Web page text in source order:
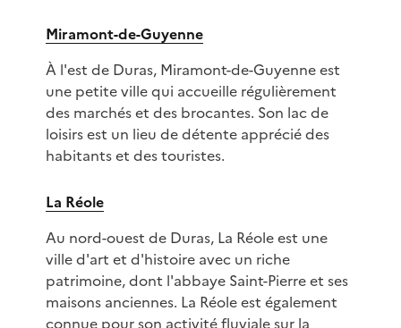
Miramont-de-Guyenne
À l'est de Duras, Miramont-de-Guyenne est
une petite ville qui accueille régulièrement
des marchés et des brocantes. Son lac de
loisirs est un lieu de détente apprécié des
habitants et des touristes.
La Réole
Au nord-ouest de Duras, La Réole est une
ville d'art et d'histoire avec un riche
patrimoine, dont l'abbaye Saint-Pierre et ses
maisons anciennes. La Réole est également